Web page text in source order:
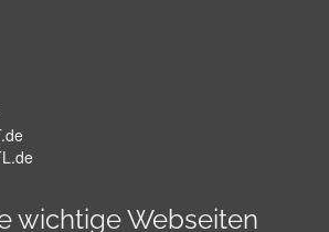
wichtige Webseiten